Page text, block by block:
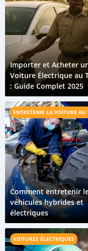
Importer et Acheter
Voiture Électrique au
: Guide Complet 2025
ENTRETENIR LA VOITURE AU
Comment entretenir
véhicules hybrides et
électriques
VOITURES ÉLECTRIQUES